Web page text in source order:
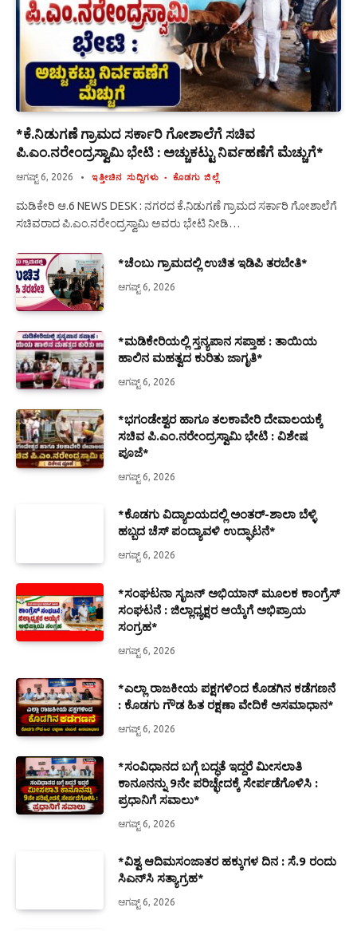
*ಕೆ.ನಿಡುಗಣೆ ಗ್ರಾಮದ ಸರ್ಕಾರಿ ಗೋಶಾಲೆಗೆ ಸಚಿವ
ಪಿ.ಎಂ.ನರೇಂದ್ರಸ್ವಾಮಿ ಭೇಟಿ : ಅಚ್ಚುಕಟ್ಟು ನಿರ್ವಹಣೆಗೆ ಮೆಚ್ಚುಗೆ*
ಆಗಷ್ಟ್ 6, 2026 ಇತ್ತೀಚಿನ ಸುದ್ದಿಗಳು ಕೊಡಗು ಜಿಲ್ಲೆ
ಮಡಿಕೇರಿ ಆ.6 NEWS DESK : ನಗರದ ಕೆ.ನಿಡುಗಣೆ ಗ್ರಾಮದ ಸರ್ಕಾರಿ ಗೋಶಾಲೆಗೆ
ಸಚಿವರಾದ ಪಿ.ಎಂ.ನರೇಂದ್ರಸ್ವಾಮಿ ಅವರು ಭೇಟಿ ನೀಡಿ…
*ಚೆಂಬು ಗ್ರಾಮದಲ್ಲಿ ಉಚಿತ ಇಡಿಪಿ ತರಬೇತಿ*
ಆಗಷ್ಟ್ 6, 2026
*ಮಡಿಕೇರಿಯಲ್ಲಿ ಸ್ತನ್ಯಪಾನ ಸಪ್ತಾಹ : ತಾಯಿಯ
ಹಾಲಿನ ಮಹತ್ವದ ಕುರಿತು ಜಾಗೃತಿ*
ಆಗಷ್ಟ್ 6, 2026
*ಭಗಂಡೇಶ್ವರ ಹಾಗೂ ತಲಕಾವೇರಿ ದೇವಾಲಯಕ್ಕೆ
ಸಚಿವ ಪಿ.ಎಂ.ನರೇಂದ್ರಸ್ವಾಮಿ ಭೇಟಿ : ವಿಶೇಷ
ಪೂಜೆ*
ಆಗಷ್ಟ್ 6, 2026
*ಕೊಡಗು ವಿದ್ಯಾಲಯದಲ್ಲಿ ಅಂತರ್-ಶಾಲಾ ಬೆಳ್ಳಿ
ಹಬ್ಬದ ಚೆಸ್ ಪಂದ್ಯಾವಳಿ ಉದ್ಘಾಟನೆ*
ಆಗಷ್ಟ್ 6, 2026
*ಸಂಘಟನಾ ಸೃಜನ್ ಅಭಿಯಾನ್ ಮೂಲಕ ಕಾಂಗ್ರೆಸ್
ಸಂಘಟನೆ : ಜಿಲ್ಲಾಧ್ಯಕ್ಷರ ಆಯ್ಕೆಗೆ ಅಭಿಪ್ರಾಯ
ಸಂಗ್ರಹ*
ಆಗಷ್ಟ್ 6, 2026
*ಎಲ್ಲಾ ರಾಜಕೀಯ ಪಕ್ಷಗಳಿಂದ ಕೊಡಗಿನ ಕಡೆಗಣನೆ
: ಕೊಡಗು ಗೌಡ ಹಿತ ರಕ್ಷಣಾ ವೇದಿಕೆ ಅಸಮಾಧಾನ*
ಆಗಷ್ಟ್ 6, 2026
*ಸಂವಿಧಾನದ ಬಗ್ಗೆ ಬದ್ಧತೆ ಇದ್ದರೆ ಮೀಸಲಾತಿ
ಕಾನೂನನ್ನು 9ನೇ ಪರಿಚ್ಛೇದಕ್ಕೆ ಸೇರ್ಪಡೆಗೊಳಿಸಿ :
ಪ್ರಧಾನಿಗೆ ಸವಾಲು*
ಆಗಷ್ಟ್ 6, 2026
*ವಿಶ್ವ ಆದಿಮಸಂಜಾತರ ಹಕ್ಕುಗಳ ದಿನ : ಸೆ.9 ರಂದು
ಸಿಎನ್‌ಸಿ ಸತ್ಯಾಗ್ರಹ*
ಆಗಷ್ಟ್ 6, 2026